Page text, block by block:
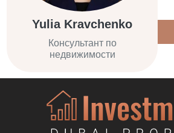
Yulia Kravchenko
Консультант по
недвижимости